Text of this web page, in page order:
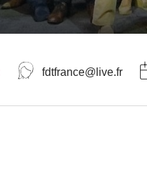
fdtfrance@live.fr